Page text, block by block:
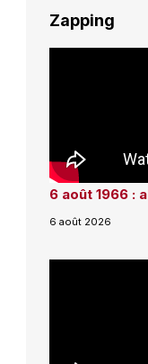
Zapping
6 août 1966 :
6 août 2026